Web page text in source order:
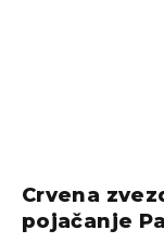
Crvena
pojačanje